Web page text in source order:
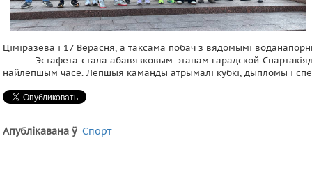
Ціміразева і 17 Верасня, а таксама побач з вядомымі
Эстафета стала абавязковым этапам гарадской
найлепшым часе. Лепшыя каманды атрымалі кубкі, дыпломы і
Апублікавана ў Спорт